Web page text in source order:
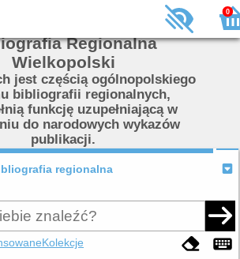
0
Regionalna
Wielkopolski
jest częścią ogólnopolskiego
bibliografii regionalnych,
funkcję uzupełniającą w
do narodowych wykazów
publikacji.
regionalna
Kolekcje